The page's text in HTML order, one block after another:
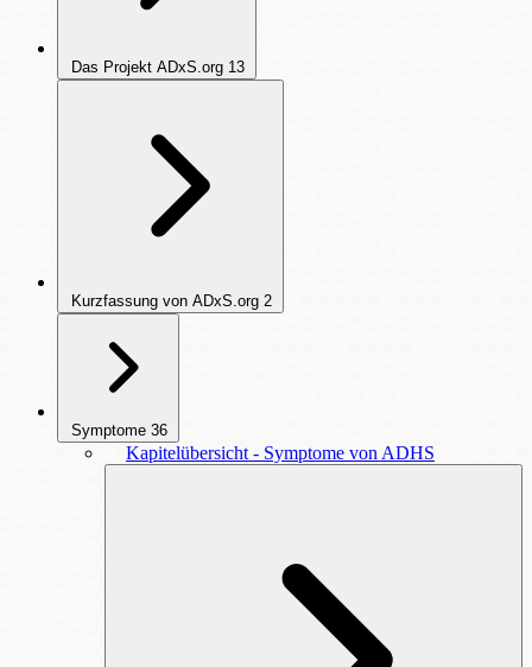
Das Projekt ADxS.org 13
Kurzfassung von ADxS.org 2
Symptome 36
Kapitelübersicht - Symptome von ADHS